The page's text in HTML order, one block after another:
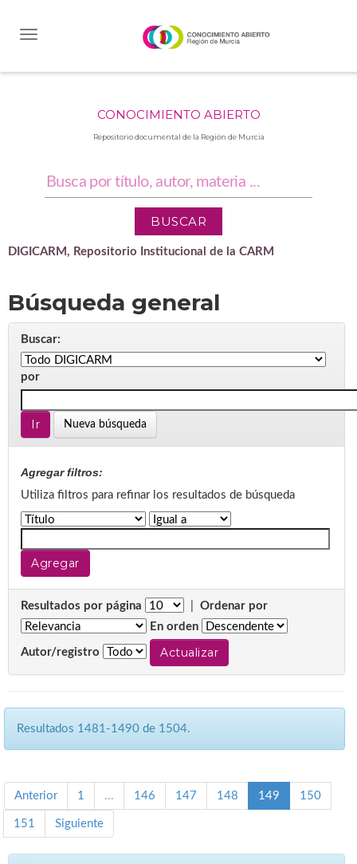
CONOCIMIENTO ABIERTO
Repositorio documental de la Región de Murcia
DIGICARM, Repositorio Institucional de la CARM
Búsqueda general
Buscar:
por
Nueva búsqueda
Agregar filtros:
Utiliza filtros para refinar los resultados de búsqueda
Resultados por página
Ordenar por
En orden
Autor/registro
Resultados 1481-1490 de 1504.
Anterior 1 ... 146 147 148 149 150
151 Siguiente